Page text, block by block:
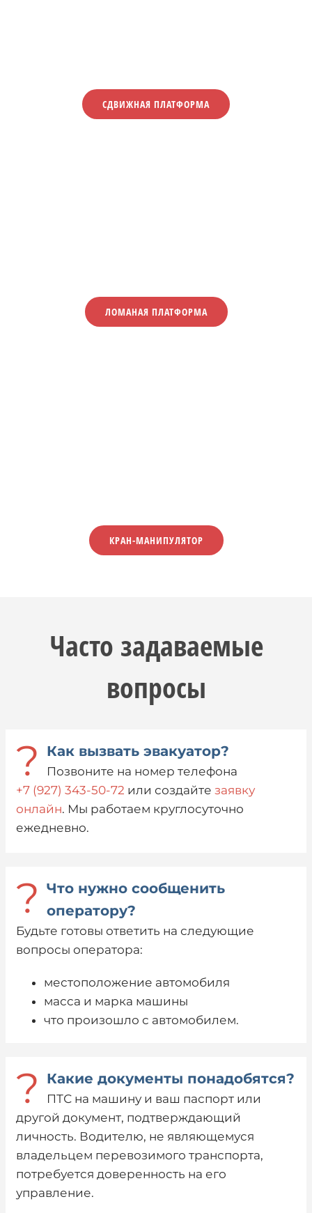
СДВИЖНАЯ ПЛАТФОРМА
ЛОМАНАЯ ПЛАТФОРМА
КРАН-МАНИПУЛЯТОР
Часто задаваемые
вопросы
? Как вызвать эвакуатор?
Позвоните на номер телефона
+7 (927) 343-50-72 или создайте заявку
онлайн. Мы работаем круглосуточно
ежедневно.
? Что нужно сообщенить
оператору?
Будьте готовы ответить на следующие
вопросы оператора:
местоположение автомобиля
масса и марка машины
что произошло с автомобилем.
? Какие документы понадобятся?
ПТС на машину и ваш паспорт или
другой документ, подтверждающий
личность. Водителю, не являющемуся
владельцем перевозимого транспорта,
потребуется доверенность на его
управление.